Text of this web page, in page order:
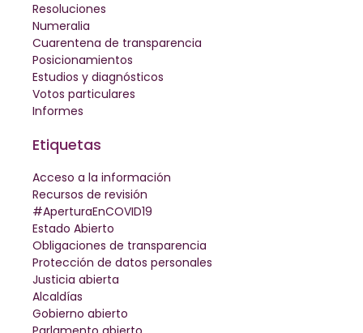
Resoluciones
Numeralia
Cuarentena de transparencia
Posicionamientos
Estudios y diagnósticos
Votos particulares
Informes
Etiquetas
Acceso a la información
Recursos de revisión
#AperturaEnCOVID19
Estado Abierto
Obligaciones de transparencia
Protección de datos personales
Justicia abierta
Alcaldías
Gobierno abierto